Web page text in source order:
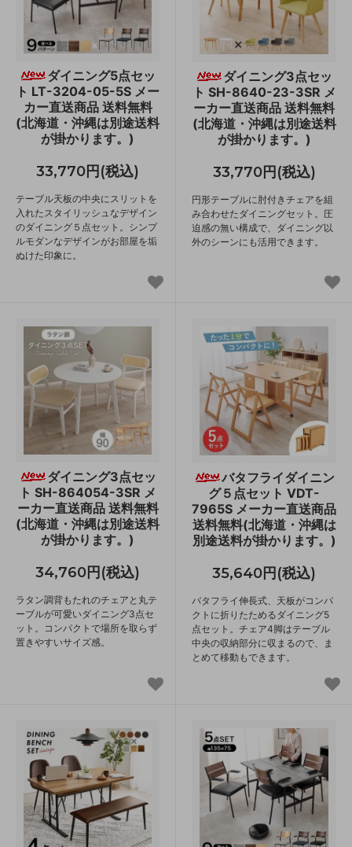
ダイニング5点セッ
ト LT-3204-05-5S メー
カー直送商品 送料無料
(北海道・沖縄は別途送料
が掛かります。)
33,770円(税込)
テーブル天板の中央にスリットを
入れたスタイリッシュなデザイン
のダイニング５点セット。シンプ
ルモダンなデザインがお部屋を垢
ぬけた印象に。
ダイニング3点セッ
ト SH-8640-23-3SR メ
ーカー直送商品 送料無料
(北海道・沖縄は別途送料
が掛かります。)
33,770円(税込)
円形テーブルに肘付きチェアを組
み合わせたダイニングセット。圧
迫感の無い構成で、ダイニング以
外のシーンにも活用できます。
ダイニング3点セッ
ト SH-864054-3SR メ
ーカー直送商品 送料無料
(北海道・沖縄は別途送料
が掛かります。)
34,760円(税込)
ラタン調背もたれのチェアと丸テ
ーブルが可愛いダイニング3点セ
ット。コンパクトで場所を取らず
置きやすいサイズ感。
バタフライダイニン
グ５点セット VDT-
7965S メーカー直送商品
送料無料(北海道・沖縄は
別途送料が掛かります。)
35,640円(税込)
バタフライ伸長式、天板がコンパ
クトに折りたためるダイニング5
点セット。チェア4脚はテーブル
中央の収納部分に収まるので、ま
とめて移動もできます。